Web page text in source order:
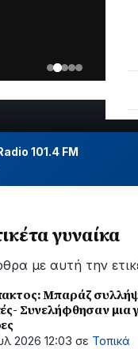
101.4 FM
γυναίκα
με αυτή την
Μπαράζ
Συνελήφθησαν μια
2026 12:03 σε Τοπικά